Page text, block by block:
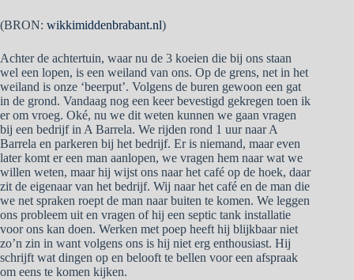
(BRON: wikkimiddenbrabant.nl)
Achter de achtertuin, waar nu de 3 koeien die bij ons staan
wel een lopen, is een weiland van ons. Op de grens, net in het
weiland is onze ‘beerput’. Volgens de buren gewoon een gat
in de grond. Vandaag nog een keer bevestigd gekregen toen ik
er om vroeg. Oké, nu we dit weten kunnen we gaan vragen
bij een bedrijf in A Barrela. We rijden rond 1 uur naar A
Barrela en parkeren bij het bedrijf. Er is niemand, maar even
later komt er een man aanlopen, we vragen hem naar wat we
willen weten, maar hij wijst ons naar het café op de hoek, daar
zit de eigenaar van het bedrijf. Wij naar het café en de man die
we net spraken roept de man naar buiten te komen. We leggen
ons probleem uit en vragen of hij een septic tank installatie
voor ons kan doen. Werken met poep heeft hij blijkbaar niet
zo’n zin in want volgens ons is hij niet erg enthousiast. Hij
schrijft wat dingen op en belooft te bellen voor een afspraak
om eens te komen kijken.